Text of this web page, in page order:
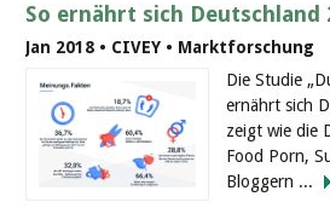
So ernährt sich Deutschland
Jan 2018 • CIVEY • Marktforschung
Die Studie
ernährt sich
zeigt wie die
Food Porn,
Bloggern ...